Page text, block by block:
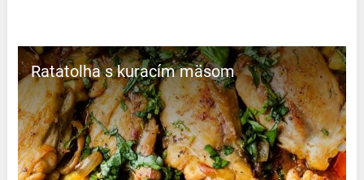
Ratatolha s kuracím mäsom